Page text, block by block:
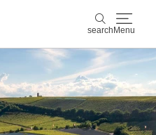
search Menu
search